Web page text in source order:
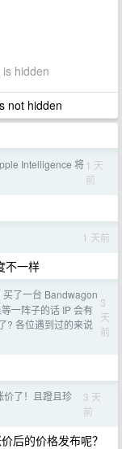
hidden
not hidden
Intelligence 将 1 天
前
1 天前
不一样
了一台 Bandwagon
一阵子的话 IP 会有
? 各位遇到过的来说
3
天
前
价了！且蹬且珍
3 天
前
后的价格发布呢？